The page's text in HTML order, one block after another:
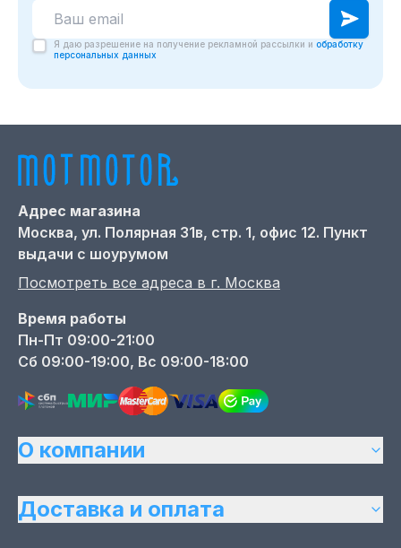
Я даю разрешение на получение рекламной рассылки и обработку
персональных данных
Адрес магазина
Москва, ул. Полярная 31в, стр. 1, офис 12. Пункт
выдачи с шоурумом
Посмотреть все адреса в г. Москва
Время работы
Пн-Пт 09:00-21:00
Сб 09:00-19:00, Вс 09:00-18:00
О компании
Доставка и оплата